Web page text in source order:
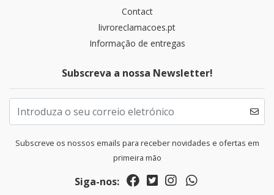
Contact
livroreclamacoes.pt
Informação de entregas
Subscreva a nossa Newsletter!
Subscreve os nossos emails para receber novidades e ofertas em
primeira mão
Siga-nos: